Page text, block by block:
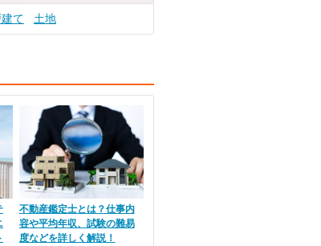
て 土地
不動産鑑定士とは？仕事内
容や平均年収、試験の難易
度などを詳しく解説！